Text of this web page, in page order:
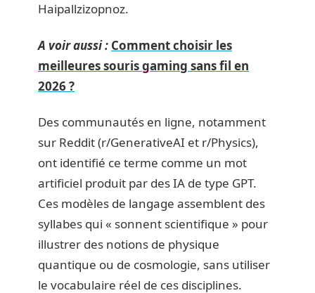
Haipallzizopnoz.
A voir aussi : Comment choisir les
meilleures souris gaming sans fil en
2026 ?
Des communautés en ligne, notamment
sur Reddit (r/GenerativeAI et r/Physics),
ont identifié ce terme comme un mot
artificiel produit par des IA de type GPT.
Ces modèles de langage assemblent des
syllabes qui « sonnent scientifique » pour
illustrer des notions de physique
quantique ou de cosmologie, sans utiliser
le vocabulaire réel de ces disciplines.